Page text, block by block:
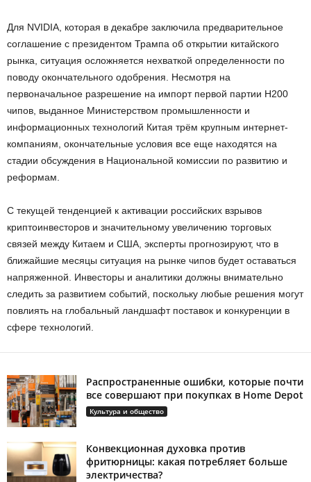
Для NVIDIA, которая в декабре заключила предварительное
соглашение с президентом Трампа об открытии китайского
рынка, ситуация осложняется нехваткой определенности по
поводу окончательного одобрения. Несмотря на
первоначальное разрешение на импорт первой партии H200
чипов, выданное Министерством промышленности и
информационных технологий Китая трём крупным интернет-
компаниям, окончательные условия все еще находятся на
стадии обсуждения в Национальной комиссии по развитию и
реформам.
С текущей тенденцией к активации российских взрывов
криптоинвесторов и значительному увеличению торговых
связей между Китаем и США, эксперты прогнозируют, что в
ближайшие месяцы ситуация на рынке чипов будет оставаться
напряженной. Инвесторы и аналитики должны внимательно
следить за развитием событий, поскольку любые решения могут
повлиять на глобальный ландшафт поставок и конкуренции в
сфере технологий.
Распространенные ошибки, которые почти
все совершают при покупках в Home Depot
Культура и общество
Конвекционная духовка против
фритюрницы: какая потребляет больше
электричества?